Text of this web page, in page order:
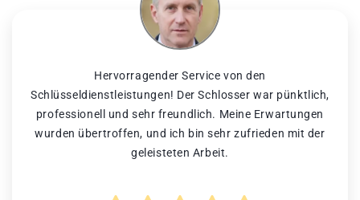
Hervorragender Service von den
Schlüsseldienstleistungen! Der Schlosser war pünktlich,
professionell und sehr freundlich. Meine Erwartungen
wurden übertroffen, und ich bin sehr zufrieden mit der
geleisteten Arbeit.